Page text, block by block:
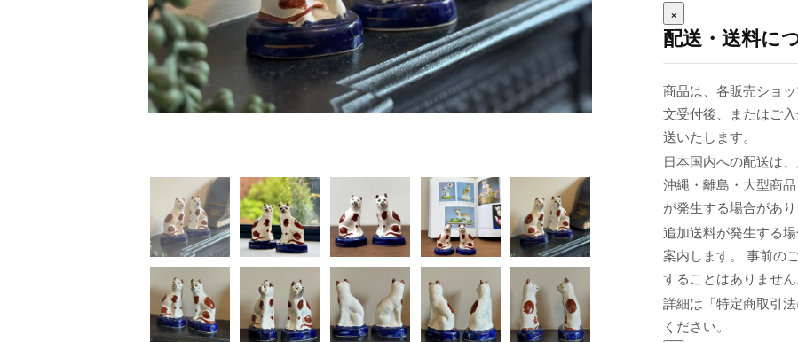
×
配送・送料に
商品は、各販売ショ
文受付後、またはご
送いたします。
日本国内への配送は
沖縄・離島・大型商
が発生する場合があり
追加送料が発生する
案内します。 事前の
することはありません
詳細は「特定商取引
ください。